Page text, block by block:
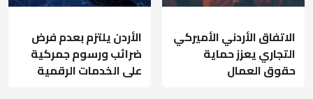
الاتفاق الأردني الأميركي
التجاري يعزز حماية
حقوق العمال
الأردن يلتزم بعدم فرض
ضرائب ورسوم جمركية
على الخدمات الرقمية